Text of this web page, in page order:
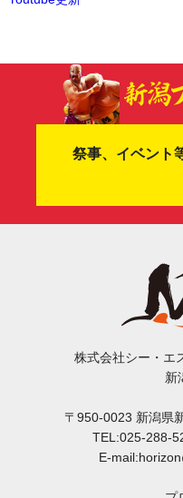
祭事、イベント
株式会社シー・エ
新
〒950-0023 新潟県
TEL:025-288-
E-